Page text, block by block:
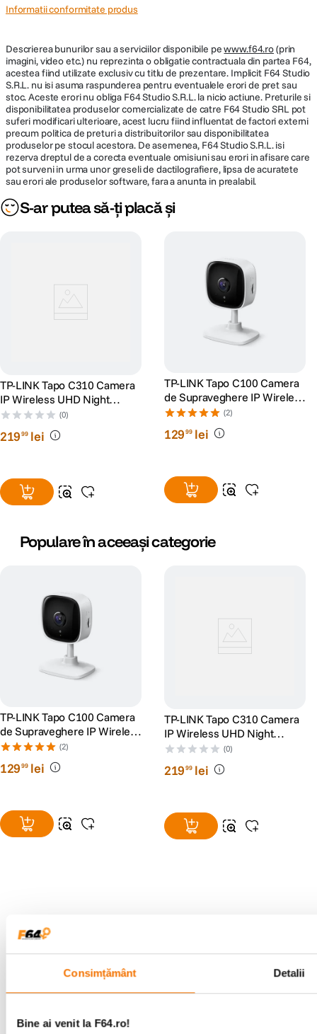
Consimțământ Detalii
Bine ai venit la F64.ro!
Informatii conformitate produs
Descrierea bunurilor sau a serviciilor disponibile pewww.f64.ro(prin
imagini, video etc.) nu reprezinta o obligatie contractuala din partea F64,
acestea fiind utilizate exclusiv cu titlu de prezentare. Implicit F64 Studio
S.R.L. nu isi asuma raspunderea pentru eventualele erori de pret sau
stoc. Aceste erori nu obliga F64 Studio S.R.L. la nicio actiune. Preturile si
disponibilitatea produselor comercializate de catre F64 Studio SRL pot
suferi modificari ulterioare, acest lucru fiind influentat de factori externi
precum politica de preturi a distribuitorilor sau disponibilitatea
produselor pe stocul acestora. De asemenea, F64 Studio S.R.L. isi
rezerva dreptul de a corecta eventuale omisiuni sau erori in afisare care
pot surveni in urma unor greseli de dactilografiere, lipsa de acuratete
sau erori ale produselor software, fara a anunta in prealabil.
S-ar putea să-ți placă și
TP-LINK Tapo C310 Camera
IP Wireless UHD Night
Vision Alb
(0)
21999 lei
TP-LINK Tapo C100 Camera
de Supraveghere IP Wireless
Night Vision Full HD 1080P
(2)
12999 lei
Populare în aceeași categorie
TP-LINK Tapo C100 Camera
de Supraveghere IP Wireless
Night Vision Full HD 1080P
(2)
12999 lei
TP-LINK Tapo C310 Camera
IP Wireless UHD Night
Vision Alb
(0)
21999 lei
Consultanta